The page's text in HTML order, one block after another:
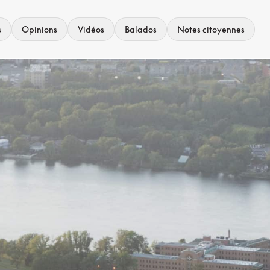
Opinions Vidéos Balados Notes citoyennes